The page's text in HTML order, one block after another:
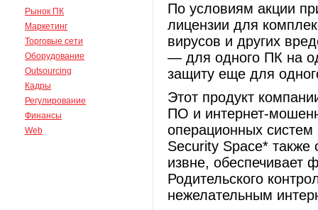
Рынок ПК
Маркетинг
Торговые сети
Оборудование
Outsourcing
Кадры
Регулирование
Финансы
Web
По условиям акции
лицензии для
вирусов и других
— для одного ПК на
защиту еще для
Этот продукт
ПО и интернет-
операционных
Security Space* также
извне, обеспечивает
Родительского
нежелательным